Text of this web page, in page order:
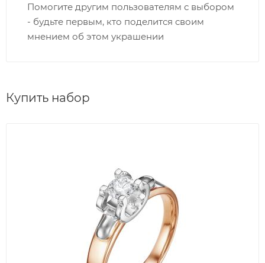
Помогите другим пользователям с выбором
- будьте первым, кто поделится своим
мнением об этом украшении
Купить набор